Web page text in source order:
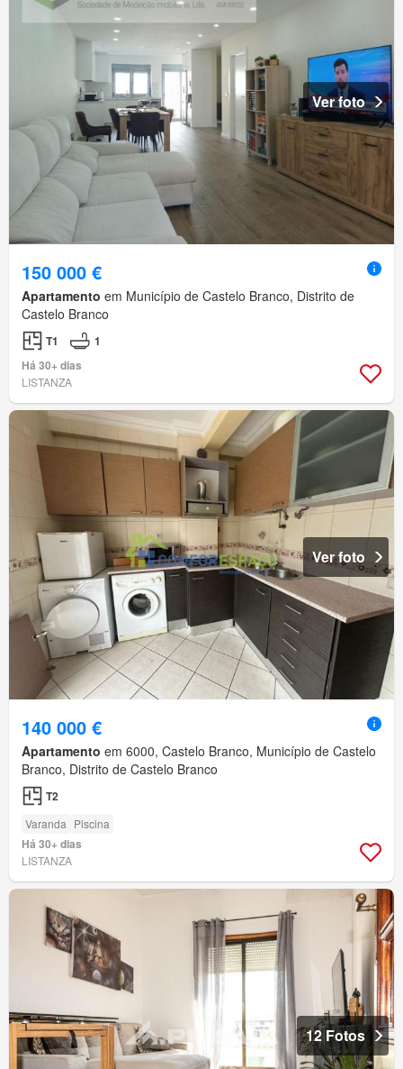
Ver foto
150 000 €
Apartamento em Município de Castelo Branco, Distrito de
Castelo Branco
T1
1
Há 30+ dias
LISTANZA
Ver foto
140 000 €
Apartamento em 6000, Castelo Branco, Município de Castelo
Branco, Distrito de Castelo Branco
T2
Varanda Piscina
Há 30+ dias
LISTANZA
12 Fotos